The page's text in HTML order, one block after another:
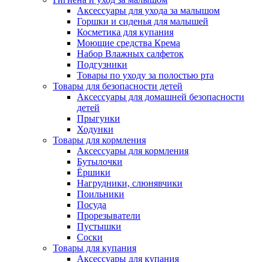
Аксессуары для ухода за малышом
Горшки и сиденья для малышей
Косметика для купания
Моющие средства Крема
Набор Влажных салфеток
Подгузники
Товары по уходу за полостью рта
Товары для безопасности детей
Аксессуары для домашней безопасности
детей
Прыгунки
Ходунки
Товары для кормления
Аксессуары для кормления
Бутылочки
Ёршики
Нагрудники, слюнявчики
Поильники
Посуда
Прорезыватели
Пустышки
Соски
Товары для купания
Аксессуары для купания